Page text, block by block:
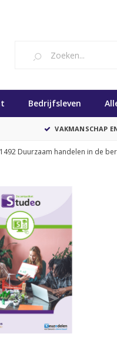
Bedrijfsleven
VAKMANSCHAP
Duurzaam handelen in de